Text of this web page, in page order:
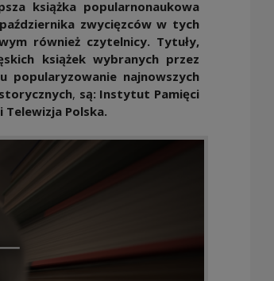
książka popularnonaukowa
zwycięzców w tych
również czytelnicy. Tytuły,
książek wybranych przez
popularyzowanie najnowszych
, są: Instytut Pamięci
Polska.